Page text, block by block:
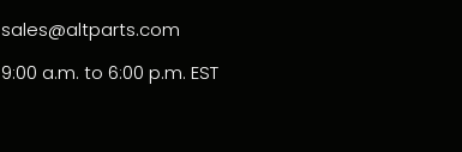
sales@altparts.com
9:00 a.m. to 6:00 p.m. EST